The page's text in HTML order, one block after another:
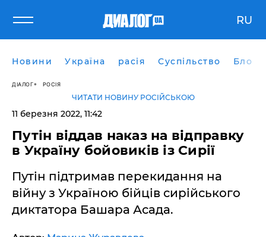
RU
Новини Україна расія Суспільство Блоги
ДІАЛОГ РОСІЯ
ЧИТАТИ НОВИНУ РОСІЙСЬКОЮ
11 березня 2022, 11:42
Путін віддав наказ на відправку
в Україну бойовиків із Сирії
Путін підтримав перекидання на
війну з Україною бійців сирійського
диктатора Башара Асада.